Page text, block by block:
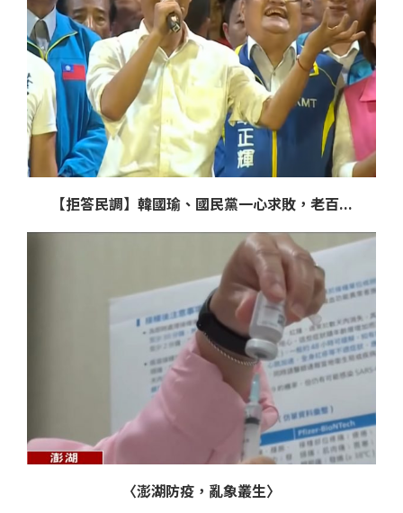
【拒答民調】韓國瑜、國民黨一心求敗，老百...
〈澎湖防疫，亂象叢生〉